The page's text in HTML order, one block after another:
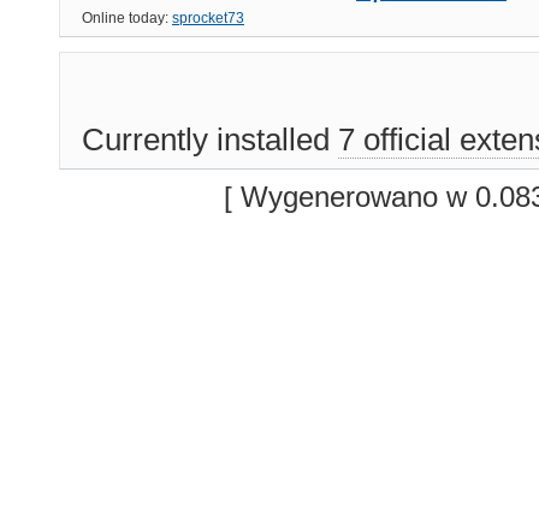
Online today: sprocket73
Currently installed 7 official
[ Wygenerowano w